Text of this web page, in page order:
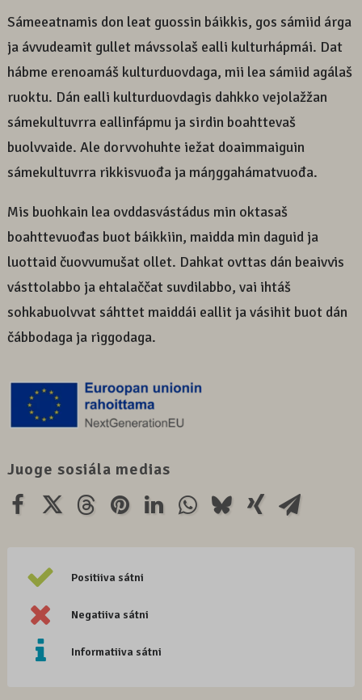
Sámeeatnamis don leat guossin báikkis, gos sámiid árga
ja ávvudeamit gullet mávssolaš ealli kulturhápmái. Dat
hábme erenoamáš kulturduovdaga, mii lea sámiid agálaš
ruoktu. Dán ealli kulturduovdagis dahkko vejolažžan
sámekultuvrra eallinfápmu ja sirdin boahttevaš
buolvvaide. Ale dorvvohuhte iežat doaimmaiguin
sámekultuvrra rikkisvuođa ja máŋggahámatvuođa.
Mis buohkain lea ovddasvástádus min oktasaš
boahttevuođas buot báikkiin, maidda min daguid ja
luottaid čuovvumušat ollet. Dahkat ovttas dán beaivvis
vásttolabbo ja ehtalaččat suvdilabbo, vai ihtáš
sohkabuolvvat sáhttet maiddái eallit ja vásihit buot dán
čábbodaga ja riggodaga.
Juoge sosiála medias
Positiiva sátni
Negatiiva sátni
Informatiiva sátni